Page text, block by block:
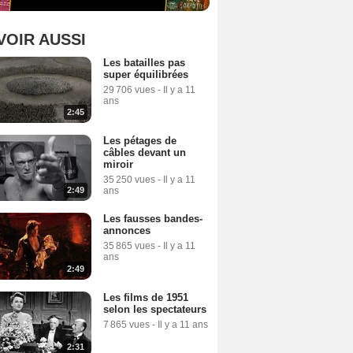
AUSSI
2:45
Les batailles pas
super équilibrées
29 706 vues - Il y a 11
ans
2:49
Les pétages de
câbles devant un
miroir
35 250 vues - Il y a 11
ans
2:49
Les fausses bandes-
annonces
35 865 vues -
Il y a 11
ans
2:31
Les films de 1951
selon les spectateurs
7 865 vues - Il y a 11 ans